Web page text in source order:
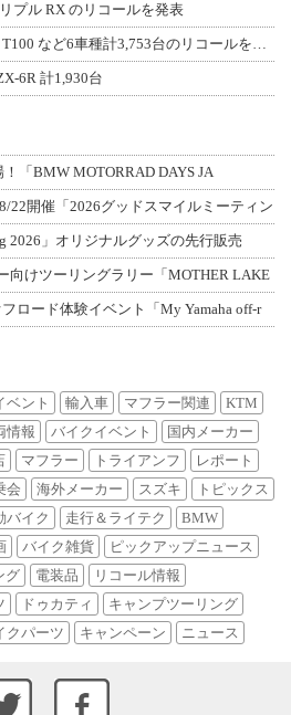
プル RX のリコールを発表
【トライアンフ】ボンネビル T100 など6車種計3,753台のリコールを発表
6R 計1,930台
！「BMW MOTORRAD DAYS JA
22開催「2026グッドスマイルミーティン
2026」オリジナルグッズの先行販売
向けツーリングラリー「MOTHER LAKE
ロード体験イベント「My Yamaha off-r
ベント 輸入車 マフラー関連
KTM
情報 バイクイベント
国内メーカー
マフラー トライアンフ
レポート
会 海外メーカー スズキ
トピックス
バイク 走行＆ライテク
BMW
バイク雑貨
ピックアップニュース
グ 電装品
リコール情報
ドゥカティ
キャンプツーリング
クパーツ キャンペーン ニュース